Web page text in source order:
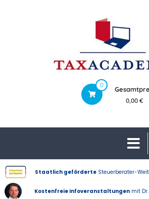
0
0,00 €
Staatlich geförderteSteuerberater-
Kostenfreie Infoveranstaltungenmit Dr.